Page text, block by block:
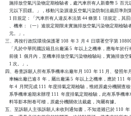
施排放空氣污染物定期檢驗者，處汽車所有人新臺幣 5  百元以
元以下罰鍰。」，移動污染源違反空氣污染防制法裁罰準則第
1 目規定：「汽車所有人違反本法第 44 條第 1  項規定，其
、機車：（一）逾規定期限未實施排放空氣污染物定期檢驗
    元。」。
三、再按行政院環境保護署 108  年 3  月 4  日環署空字第
「凡於中華民國設籍且出廠滿 5  年以上之機車，應每年於
前後 1  個月內，至機車排放空氣污染物檢驗站，實施排放
    1 次。」。
四、卷查訴願人所有系爭機車出廠年月 103  年 11 月、發照年
車輛出廠已逾 8  年，屬出廠滿 5  年以上之機車，應於 111
年 4  月間完成 111  年度排氣定期檢驗，惟經原處分機關查
系爭機車逾期未辦理 111  年度排氣定期檢驗，此有系爭機
    料等影本附卷可稽，原處分機關依法裁處，洵屬有據。
五、至訴願人主張訴願人未收到通知書，不知道雖已於 110  年